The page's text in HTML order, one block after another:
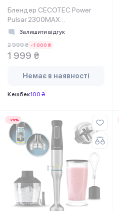
Блендер CECOTEC Power
Pulsar 2300MAX
Cream&Crush
Залишити відгук
2 999 ₴ -1 000 ₴
1 999 ₴
Немає в наявності
Кешбек100 ₴
-29%